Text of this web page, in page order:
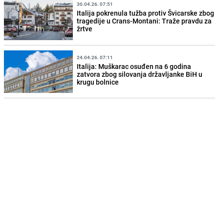
30.04.26. 07:51
Italija pokrenula tužba protiv Švicarske zbog
tragedije u Crans-Montani: Traže pravdu za
žrtve
24.04.26. 07:11
Italija: Muškarac osuđen na 6 godina
zatvora zbog silovanja državljanke BiH u
krugu bolnice